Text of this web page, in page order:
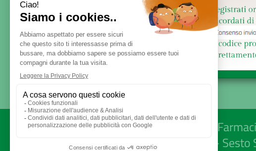
DICONO DI NOI
PATOLOGIE E RIMEDI
CONTATTI
LOGIN
Via Rovani 84 - 20099 - Sesto